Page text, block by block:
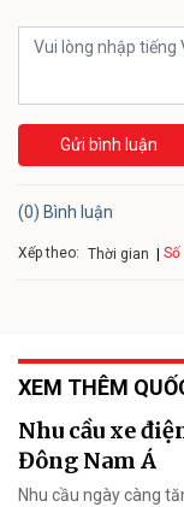
Gửi bình luận
(0) Bình luận
Xếp theo: Thời gian
XEM THÊM
Nhu cầu xe
Đông Nam Á
Nhu cầu ngày càng